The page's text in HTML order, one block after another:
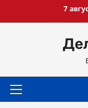
7
Основное